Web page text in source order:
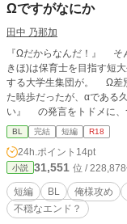
Ωですがなにか
田中 乃那加
『Ωだからなんだ！』 そんな前向きに生きようとする、東川 暁歩(うのかわ あ
きほ)は保育士を目指す短大生だ。 そんな中、バイト先の居酒
する大学生集団が。 Ω差
た暁歩だったが、αである久遠 凪由
い』 の発言をトドメに、ついにキレてしまう。 しかし後日。凪由斗が目の
前に現れて――。 オレ様気質のクズ系α × 朝ドラヒロイン系？真面目Ω
のケンカップル(？)誕生ま
BL 完結 短編 R18
24h.ポイント 14pt
小説 31,551 位 /
短編 BL 俺様攻め
不穏なエンド？